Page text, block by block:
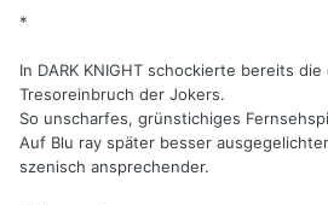
*
In DARK KNIGHT schockierte bereits
Tresoreinbruch der Jokers.
So unscharfes, grünstichiges
Auf Blu ray später besser
szenisch ansprechender.